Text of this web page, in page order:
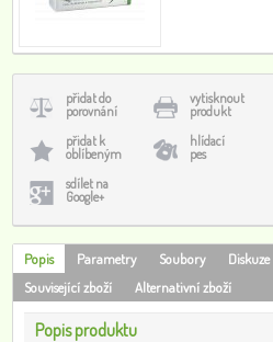
přidat do
porovnání
vytisknout
produkt
přidat k
oblíbeným
hlídací
pes
sdílet na
Google+
Popis Parametry Soubory Diskuze
Související zboží
Alternativní zboží
Popis produktu